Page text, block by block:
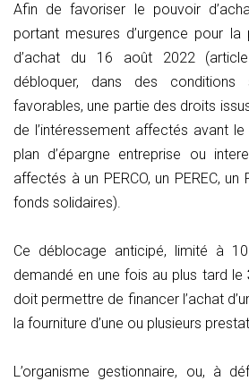
Afin de favoriser le pouvoir
portant mesures d’urgence pour
d’achat du 16 août 2022
débloquer, dans des
favorables, une partie des droits
de l’intéressement affectés avant
plan d’épargne entreprise ou
affectés à un PERCO, un PEREC,
fonds solidaires).
Ce déblocage anticipé, limité à
demandé en une fois au plus tard le
doit permettre de financer l’achat
la fourniture d’une ou plusieurs
L’organisme gestionnaire, ou, à